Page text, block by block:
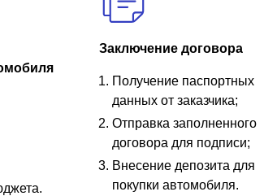
Заключение договора
Получение паспортных
данных от заказчика;
Отправка заполненного
договора для подписи;
Внесение депозита для
покупки автомобиля.